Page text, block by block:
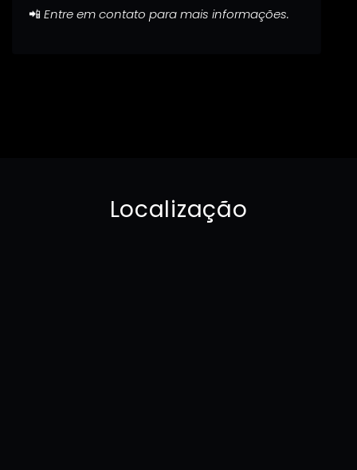
📲 Entre em contato para mais informações.
Localização